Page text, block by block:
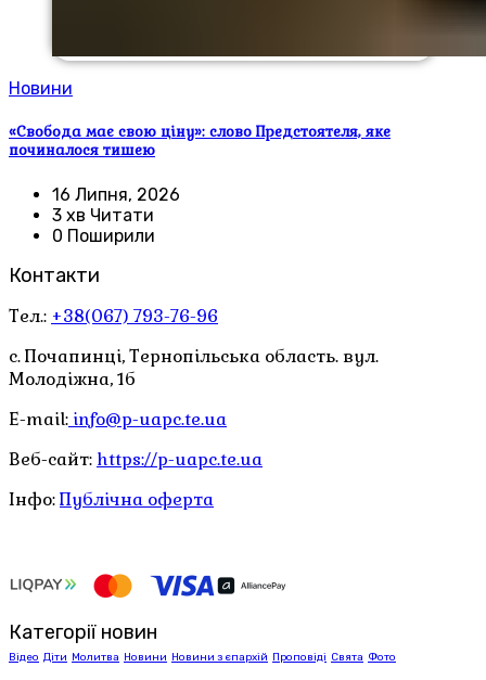
Новини
«Свобода має свою ціну»: слово Предстоятеля, яке
починалося тишею
16 Липня, 2026
3 хв Читати
0 Поширили
Контакти
Тел.: +38(067) 793-76-96
с. Почапинці, Тернопільська область. вул.
Молодіжна, 1б
E-mail: info@p-uapc.te.ua
Веб-сайт: https://p-uapc.te.ua
Інфо:Публічна оферта
Категорії новин
Відео Діти Молитва Новини Новини з єпархій Проповіді Свята Фото